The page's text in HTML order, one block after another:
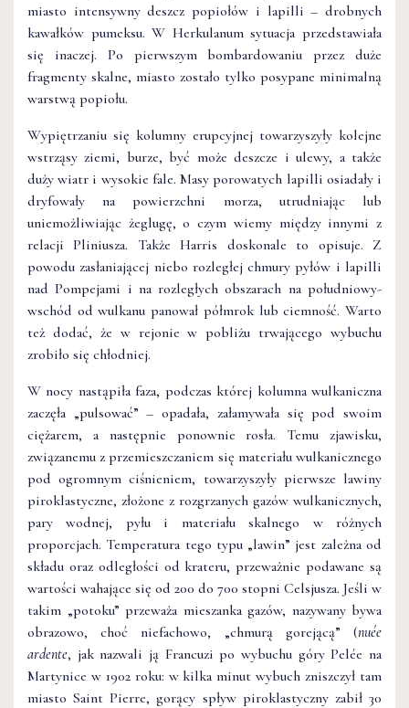
miasto intensywny deszcz popiołów i lapilli – drobnych
kawałków pumeksu. W Herkulanum sytuacja przedstawiała
się inaczej. Po pierwszym bombardowaniu przez duże
fragmenty skalne, miasto zostało tylko posypane minimalną
warstwą popiołu.
Wypiętrzaniu się kolumny erupcyjnej towarzyszyły kolejne
wstrząsy ziemi, burze, być może deszcze i ulewy, a także
duży wiatr i wysokie fale. Masy porowatych lapilli osiadały i
dryfowały na powierzchni morza, utrudniając lub
uniemożliwiając żeglugę, o czym wiemy między innymi z
relacji Pliniusza. Także Harris doskonale to opisuje. Z
powodu zasłaniającej niebo rozległej chmury pyłów i lapilli
nad Pompejami i na rozległych obszarach na południowy-
wschód od wulkanu panował półmrok lub ciemność. Warto
też dodać, że w rejonie w pobliżu trwającego wybuchu
zrobiło się chłodniej.
W nocy nastąpiła faza, podczas której kolumna wulkaniczna
zaczęła „pulsować” – opadała, załamywała się pod swoim
ciężarem, a następnie ponownie rosła. Temu zjawisku,
związanemu z przemieszczaniem się materiału wulkanicznego
pod ogromnym ciśnieniem, towarzyszyły pierwsze lawiny
piroklastyczne, złożone z rozgrzanych gazów wulkanicznych,
pary wodnej, pyłu i materiału skalnego w różnych
proporcjach. Temperatura tego typu „lawin” jest zależna od
składu oraz odległości od krateru, przeważnie podawane są
wartości wahające się od 200 do 700 stopni Celsjusza. Jeśli w
takim „potoku” przeważa mieszanka gazów, nazywany bywa
obrazowo, choć niefachowo, „chmurą gorejącą” (nuée
ardente, jak nazwali ją Francuzi po wybuchu góry Pelée na
Martynice w 1902 roku: w kilka minut wybuch zniszczył tam
miasto Saint Pierre, gorący spływ piroklastyczny zabił 30